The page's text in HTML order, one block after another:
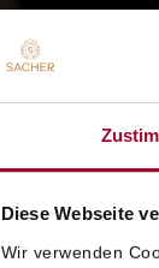
Diese Webseite
Wir verwenden